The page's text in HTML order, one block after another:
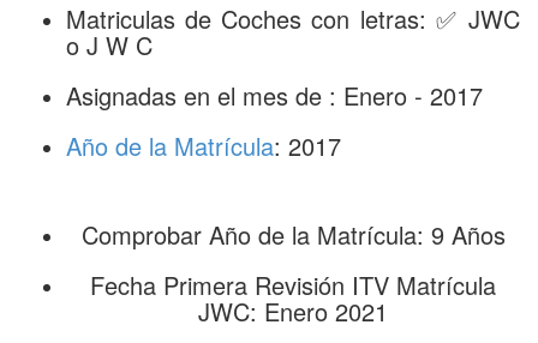
Matriculas de Coches con letras: ✅ JWC
o J W C
Asignadas en el mes de : Enero - 2017
Año de la Matrícula: 2017
Comprobar Año de la Matrícula: 9 Años
Fecha Primera Revisión ITV Matrícula
JWC: Enero 2021